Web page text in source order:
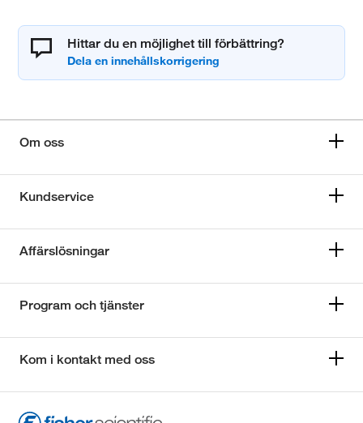
Hittar du en möjlighet till förbättring?
Om oss
Kundservice
Affärslösningar
Program och tjänster
Kom i kontakt med oss